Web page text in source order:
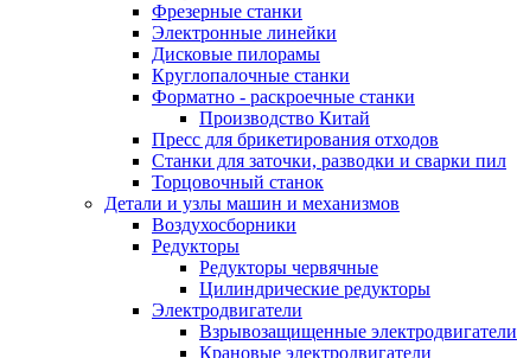
Фрезерные станки
Электронные линейки
Дисковые пилорамы
Круглопалочные станки
Форматно - раскроечные станки
Производство Китай
Пресс для брикетирования отходов
Станки для заточки, разводки и сварки пил
Торцовочный станок
Детали и узлы машин и механизмов
Воздухосборники
Редукторы
Редукторы червячные
Цилиндрические редукторы
Электродвигатели
Взрывозащищенные электродвигатели
Крановые электродвигатели